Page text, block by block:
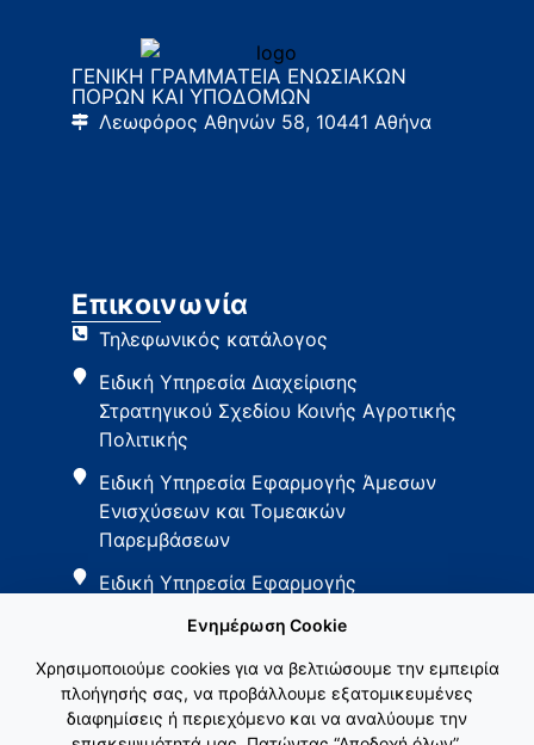
ΓΕΝΙΚΗ ΓΡΑΜΜΑΤΕΙΑ ΕΝΩΣΙΑΚΩΝ
ΠΟΡΩΝ ΚΑΙ ΥΠΟΔΟΜΩΝ
Λεωφόρος Αθηνών 58, 10441 Αθήνα
Επικοινωνία
Τηλεφωνικός κατάλογος
Ειδική Υπηρεσία Διαχείρισης
Στρατηγικού Σχεδίου Κοινής Αγροτικής
Πολιτικής
Ειδική Υπηρεσία Εφαρμογής Άμεσων
Ενισχύσεων και Τομεακών
Παρεμβάσεων
Ειδική Υπηρεσία Εφαρμογής
Ενημέρωση Cookie
Χρησιμοποιούμε cookies για να βελτιώσουμε την εμπειρία
πλοήγησής σας, να προβάλλουμε εξατομικευμένες
διαφημίσεις ή περιεχόμενο και να αναλύουμε την